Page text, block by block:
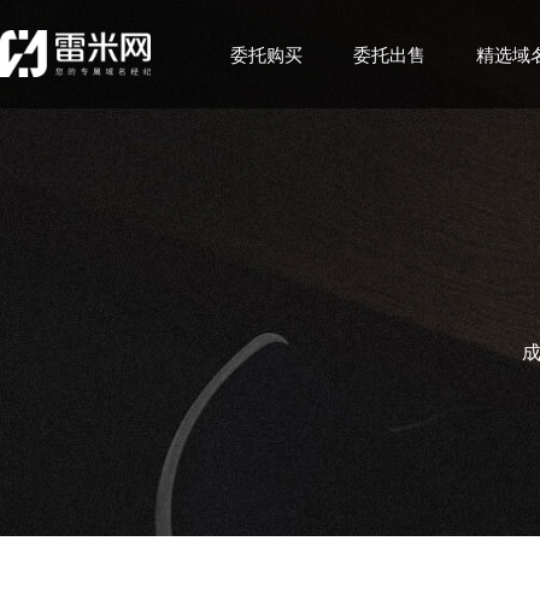
委托购买 委托出售 精选域